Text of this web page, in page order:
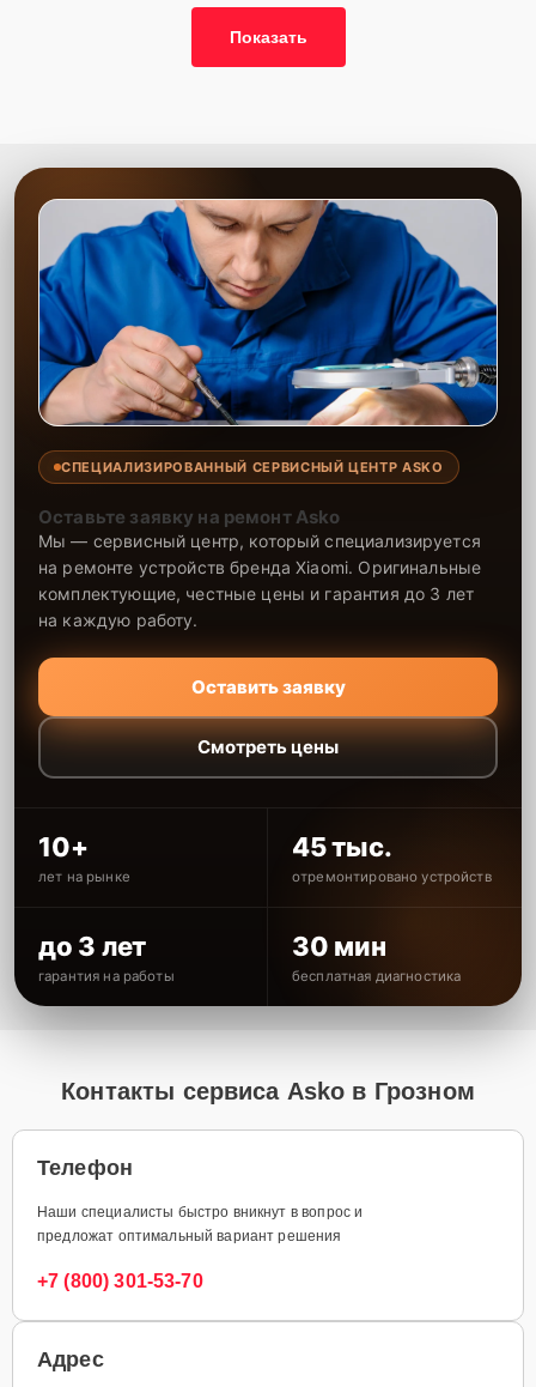
Показать
СПЕЦИАЛИЗИРОВАННЫЙ СЕРВИСНЫЙ ЦЕНТР ASKO
Оставьте заявку на ремонт Asko
Мы — сервисный центр, который специализируется
на ремонте устройств бренда Xiaomi. Оригинальные
комплектующие, честные цены и гарантия до 3 лет
на каждую работу.
Оставить заявку
Смотреть цены
10+
лет на рынке
45 тыс.
отремонтировано устройств
до 3 лет
гарантия на работы
30 мин
бесплатная диагностика
Контакты сервиса Asko в Грозном
Телефон
Наши специалисты быстро вникнут в вопрос и
предложат оптимальный вариант решения
+7 (800) 301-53-70
Адрес